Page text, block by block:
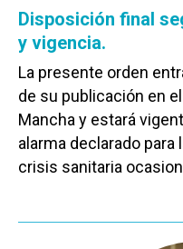
Disposición final
y vigencia.
La presente orden
de su publicación en
Mancha y estará
alarma declarado
crisis sanitaria